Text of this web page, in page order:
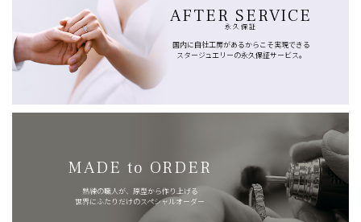
AFTER SERVICE
永久保証
国内に自社工房があるからこそ実現できる
スタージュエリーの永久保証サービス。
MADE to ORDER
熟練の職人が、原型から作り上げる
世界にふたりだけのスペシャルオーダー